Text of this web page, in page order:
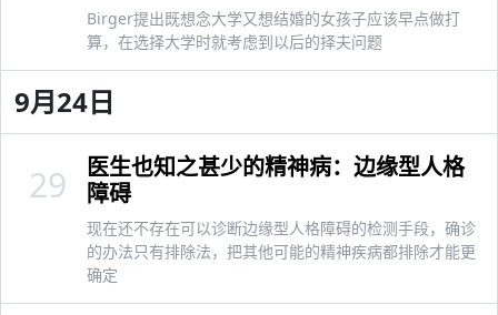
Birger提出既想念大学又想结婚的女孩子应该早点做打
算，在选择大学时就考虑到以后的择夫问题
9月24日
医生也知之甚少的精神病：边缘型人格
障碍
现在还不存在可以诊断边缘型人格障碍的检测手段，确诊
的办法只有排除法，把其他可能的精神疾病都排除才能更
确定
29